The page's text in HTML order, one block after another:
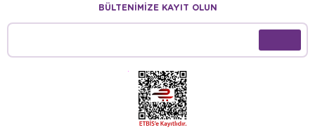
BÜLTENİMİZE KAYIT OLUN